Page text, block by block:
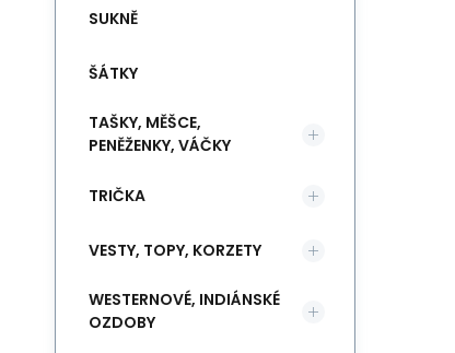
SUKNĚ
ŠÁTKY
TAŠKY, MĚŠCE,
PENĚŽENKY, VÁČKY
TRIČKA
VESTY, TOPY, KORZETY
WESTERNOVÉ, INDIÁNSKÉ
OZDOBY